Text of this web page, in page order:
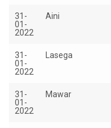
31-
01-
2022
Aini
31-
01-
2022
Lasega
31-
01-
2022
Mawar